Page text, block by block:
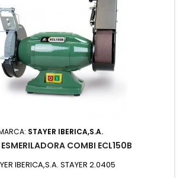
STAYER IBERICA,S.A.
ESMERILADORA COMBI ECL150B
IBERICA,S.A. STAYER 2.0405